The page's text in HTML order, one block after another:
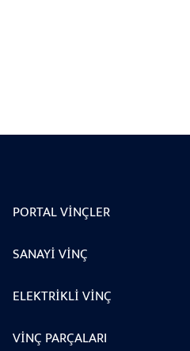
PORTAL VINÇLER
SANAYI VINÇ
ELEKTRIKLI VINÇ
VINÇ PARÇALARI